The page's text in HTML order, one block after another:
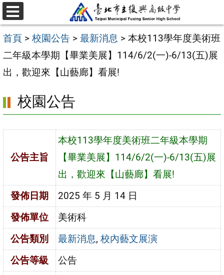
跳
至
主
要
內
區
選
單
首頁 > 校園公告 > 最新消息 > 本校113學年度美術班
二年級本學期【畢業美展】114/6/2(一)-6/13(五)展
出，歡迎來【山藝廊】看展!
校園公告
公告主旨
本校113學年度美術班二年級本學期
【畢業美展】114/6/2(一)-6/13(五)展
出，歡迎來【山藝廊】看展!
發佈日期
2025 年 5 月 14 日
發佈單位
美術科
公告類別
最新消息,校內藝文展演
公告等級
公告